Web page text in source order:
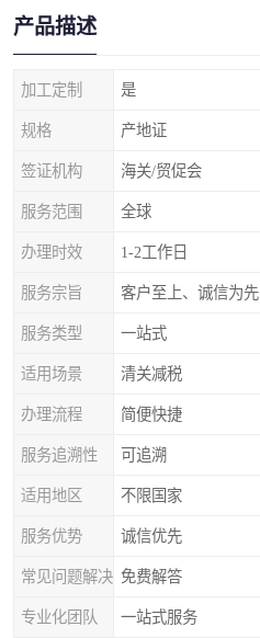
产品描述
加工定制 是
规格 产地证
签证机构 海关/贸促会
服务范围 全球
办理时效 1-2工作日
服务宗旨 客户至上、诚信为先
服务类型 一站式
适用场景 清关减税
办理流程 简便快捷
服务追溯性 可追溯
适用地区 不限国家
服务优势 诚信优先
常见问题解决 免费解答
专业化团队 一站式服务